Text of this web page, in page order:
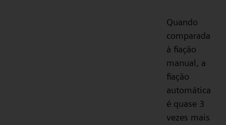
Quando
comparada
à fiação
manual, a
fiação
automática
é quase 3
vezes mais